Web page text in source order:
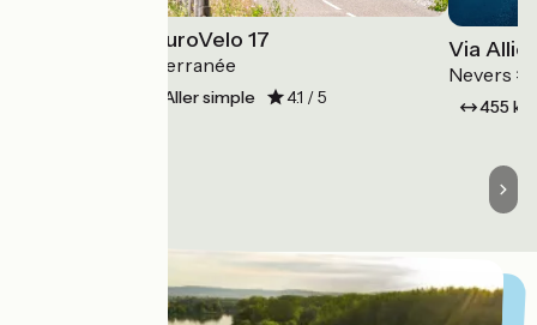
ViaRhôna / EuroVelo 17
Léman > Méditerranée
Aller simple 4.1 / 5
Via Allier
Nevers >
455 km